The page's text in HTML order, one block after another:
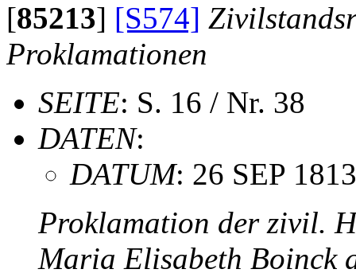
[85213] [S574]
Proklamationen
SEITE: S. 16 / Nr. 38
DATEN:
DATUM: 26 SEP 1813
Proklamation der zivil.
Maria Elisabeth Boinck